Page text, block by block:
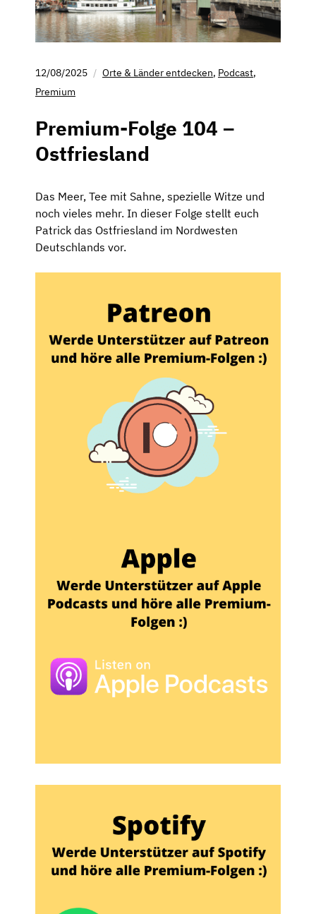
12/08/2025 Orte & Länder entdecken, Podcast,
Premium
Premium-Folge 104 –
Ostfriesland
Das Meer, Tee mit Sahne, spezielle Witze und
noch vieles mehr. In dieser Folge stellt euch
Patrick das Ostfriesland im Nordwesten
Deutschlands vor.